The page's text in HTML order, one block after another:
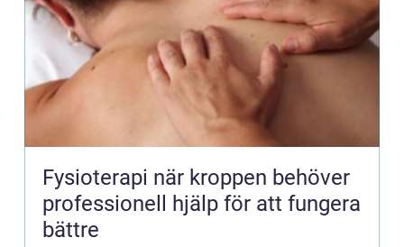
Fysioterapi när kroppen behöver
professionell hjälp för att fungera
bättre